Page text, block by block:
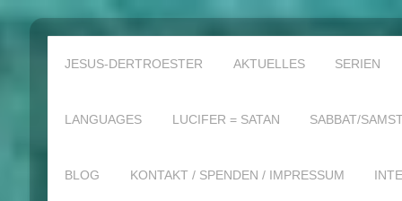
JESUS-DERTROESTER AKTUELLES SERIEN
LANGUAGES LUCIFER = SATAN SABBAT/
BLOG KONTAKT / SPENDEN / IMPRESSUM